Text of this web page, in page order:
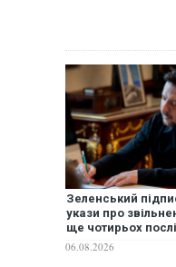
Зеленський
укази про
ще чотирьох
06.08.2026